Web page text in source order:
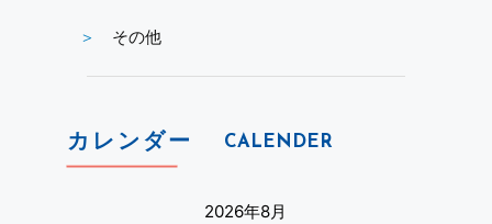
その他
カレンダー CALENDER
2026年8月